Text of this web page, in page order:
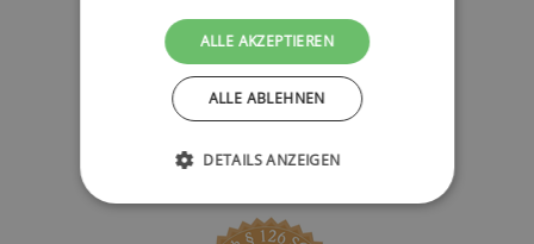
ALLE AKZEPTIEREN
ALLE ABLEHNEN
DETAILS ANZEIGEN